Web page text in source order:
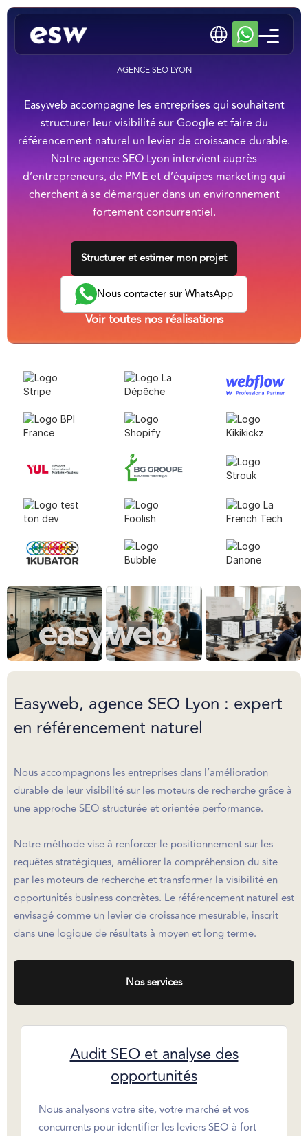
AGENCE SEO LYON
Easyweb accompagne les entreprises qui souhaitent
structurer leur visibilité sur Google et faire du
référencement naturel un levier de croissance durable.
Notre agence SEO Lyon intervient auprès
d’entrepreneurs, de PME et d’équipes marketing qui
cherchent à se démarquer dans un environnement
fortement concurrentiel.
Structurer et estimer mon projet
Nous contacter sur WhatsApp
Voir toutes nos réalisations
Easyweb, agence SEO Lyon : expert
en référencement naturel
Nous accompagnons les entreprises dans l’amélioration
durable de leur visibilité sur les moteurs de recherche grâce à
une approche SEO structurée et orientée performance.
Notre méthode vise à renforcer le positionnement sur les
requêtes stratégiques, améliorer la compréhension du site
par les moteurs de recherche et transformer la visibilité en
opportunités business concrètes. Le référencement naturel est
envisagé comme un levier de croissance mesurable, inscrit
dans une logique de résultats à moyen et long terme.
Nos services
Audit SEO et analyse des
opportunités
Nous analysons votre site, votre marché et vos
concurrents pour identifier les leviers SEO à fort